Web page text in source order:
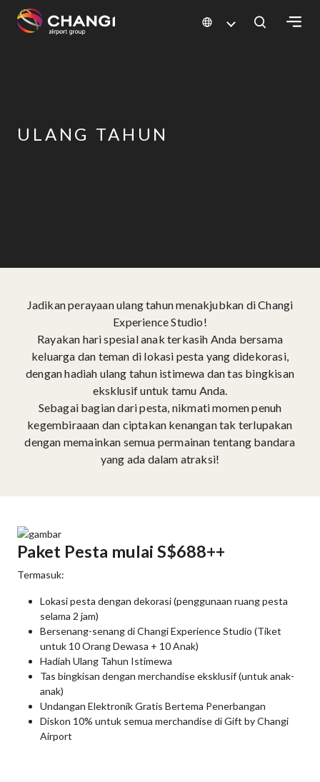
ULANG TAHUN
Jadikan perayaan ulang tahun menakjubkan di Changi
Experience Studio!
Rayakan hari spesial anak terkasih Anda bersama
keluarga dan teman di lokasi pesta yang didekorasi,
dengan hadiah ulang tahun istimewa dan tas bingkisan
eksklusif untuk tamu Anda.
Sebagai bagian dari pesta, nikmati momen penuh
kegembiraaan dan ciptakan kenangan tak terlupakan
dengan memainkan semua permainan tentang bandara
yang ada dalam atraksi!
Paket Pesta mulai S$688++
Termasuk:
Lokasi pesta dengan dekorasi (penggunaan ruang pesta
selama 2 jam)
Bersenang-senang di Changi Experience Studio (Tiket
untuk 10 Orang Dewasa + 10 Anak)
Hadiah Ulang Tahun Istimewa
Tas bingkisan dengan merchandise eksklusif (untuk anak-
anak)
Undangan Elektronik Gratis Bertema Penerbangan
Diskon 10% untuk semua merchandise di Gift by Changi
Airport